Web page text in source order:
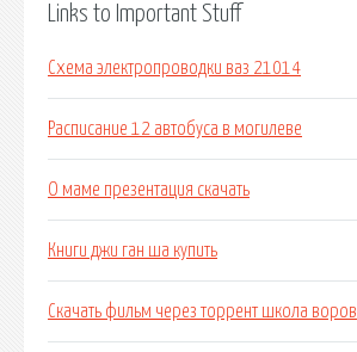
Links to Important Stuff
Схема электропроводки ваз 21014
Расписание 12 автобуса в могилеве
О маме презентация скачать
Книги джи ган ша купить
Скачать фильм через торрент школа воров